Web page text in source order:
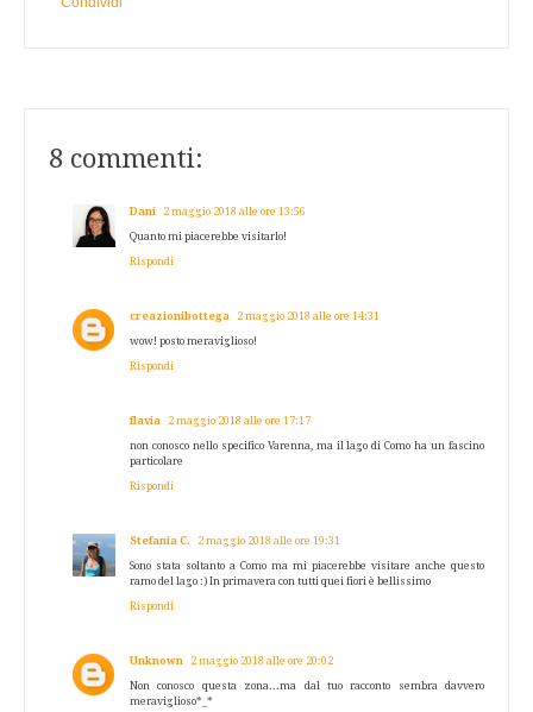
8 commenti:
Dani 2 maggio 2018 alle ore 13:56
Quanto mi piacerebbe visitarlo!
Rispondi
creazionibottega 2 maggio 2018 alle ore 14:31
wow! posto meraviglioso!
Rispondi
flavia 2 maggio 2018 alle ore 17:17
non conosco nello specifico Varenna, ma il lago di Como ha un fascino
particolare
Rispondi
Stefania C. 2 maggio 2018 alle ore 19:31
Sono stata soltanto a Como ma mi piacerebbe visitare anche questo
ramo del lago :) In primavera con tutti quei fiori è bellissimo
Rispondi
Unknown 2 maggio 2018 alle ore 20:02
Non conosco questa zona...ma dal tuo racconto sembra davvero
meraviglioso*_*